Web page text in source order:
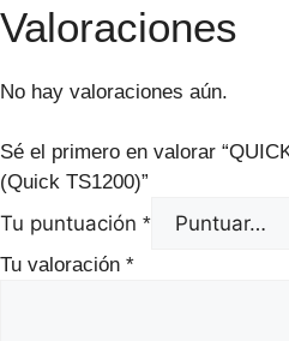
Valoraciones
No hay valoraciones aún.
Sé el primero en valorar
(Quick TS1200)”
Tu puntuación *
Tu valoración *